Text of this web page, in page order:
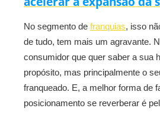
No segmento de franquias, isso
de tudo, tem mais um agravante.
consumidor que quer saber a sua
propósito, mas principalmente o
franqueado. E, a melhor forma de
posicionamento se reverberar é